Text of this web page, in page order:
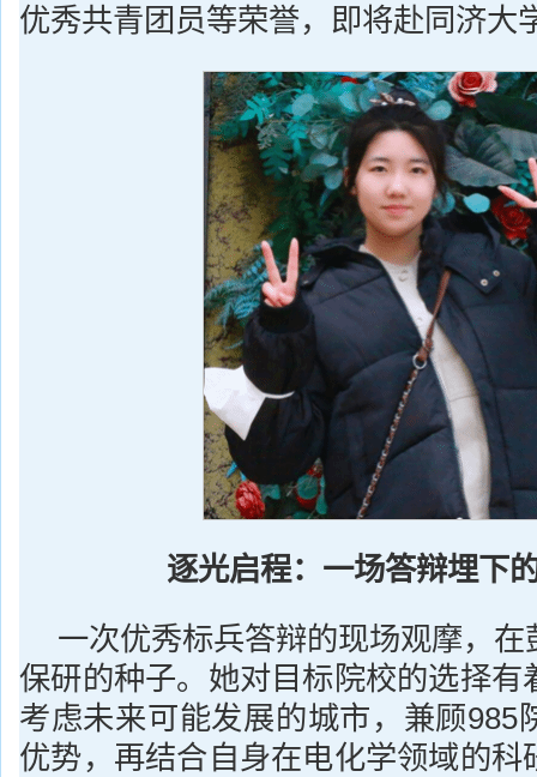
优秀共青团员等荣誉，即将赴同济大
逐光启程：一场答辩埋下
一次优秀标兵答辩的现场观摩，
保研的种子。她对目标院校的选择有
考虑未来可能发展的城市，兼顾985
优势，再结合自身在电化学领域的科